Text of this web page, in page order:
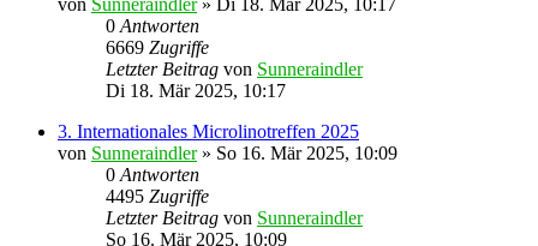
0 Antworten
6669 Zugriffe
Letzter Beitrag von Sunneraindler
Di 18. Mär 2025, 10:17
3. Internationales Microlinotreffen 2025
von Sunneraindler» So 16. Mär 2025, 10:09
0 Antworten
4495 Zugriffe
Letzter Beitrag von Sunneraindler
So 16. Mär 2025, 10:09